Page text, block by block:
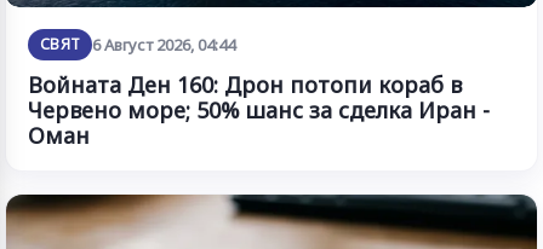
СВЯТ 6 Август 2026, 04:44
Войната Ден 160: Дрон потопи кораб в
Червено море; 50% шанс за сделка Иран -
Оман